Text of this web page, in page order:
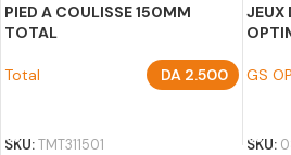
PIED A COULISSE 150MM
TOTAL
Total DA 2.500
SKU:TMT311501
JEUX
GS
SKU: